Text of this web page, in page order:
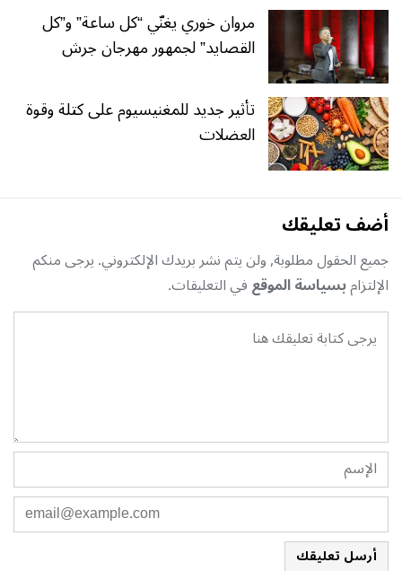
مروان خوري يغنّي “كل ساعة” و”كل
القصايد” لجمهور مهرجان جرش
تأثير جديد للمغنيسيوم على كتلة وقوة
العضلات
أضف تعليقك
جميع الحقول مطلوبة, ولن يتم نشر بريدك الإلكتروني. يرجى منكم
الإلتزامبسياسة الموقعفي التعليقات.
أرسل تعليقك